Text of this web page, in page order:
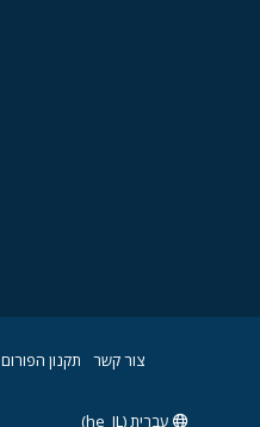
צור קשר תקנון הפורום
עברית (he_IL)